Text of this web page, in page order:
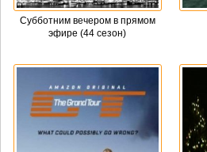
Субботним вечером в прямом
эфире (44 сезон)